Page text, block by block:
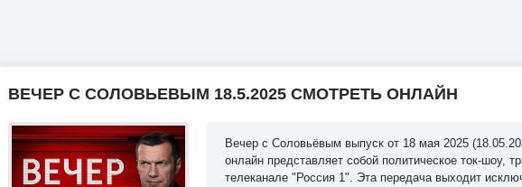
ВЕЧЕР С СОЛОВЬЕВЫМ 18.5.2025 СМОТРЕТЬ ОНЛАЙН
Вечер с Соловьёвым выпуск от 18 мая 2025
онлайн представляет собой политическое ток-шоу,
телеканале "Россия 1". Эта передача выходит